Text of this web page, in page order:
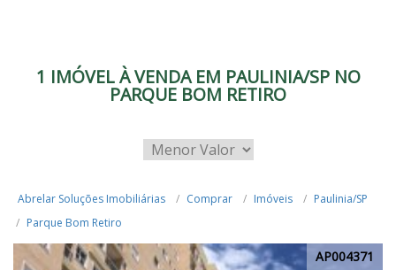
1 IMÓVEL À VENDA EM PAULINIA/SP NO
PARQUE BOM RETIRO
Abrelar Soluções Imobiliárias Comprar Imóveis
Paulinia/SP
Parque Bom Retiro
AP004371